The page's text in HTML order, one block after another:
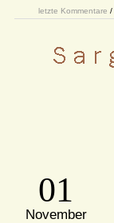
letzte Kommentare /
01
November